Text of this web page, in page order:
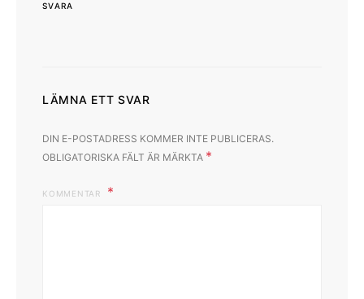
SVARA
LÄMNA ETT SVAR
DIN E-POSTADRESS KOMMER INTE PUBLICERAS.
OBLIGATORISKA FÄLT ÄR MÄRKTA *
KOMMENTAR